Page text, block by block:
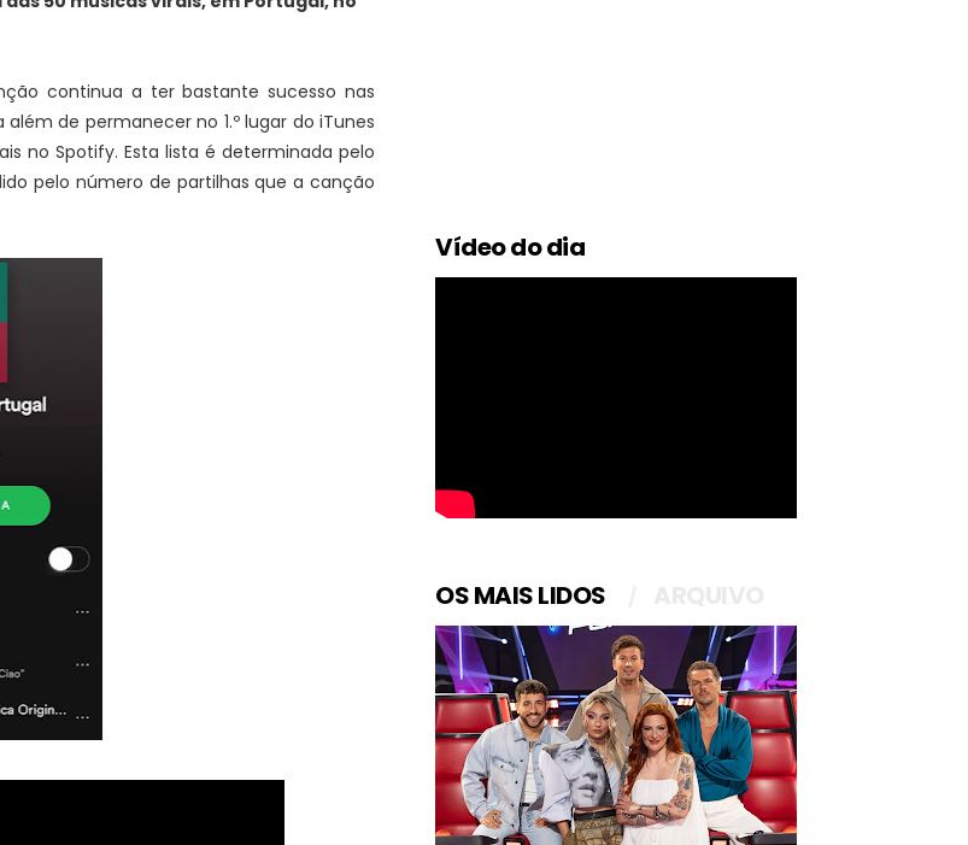
continua a ter bastante sucesso nas
de permanecer no 1.º lugar do iTunes
no Spotify. Esta lista é determinada pelo
pelo número de partilhas que a canção
Vídeo do dia
OS MAIS LIDOS